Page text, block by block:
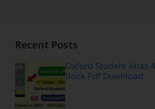
Recent Posts
Oxford Student Atlas
Book Pdf Download